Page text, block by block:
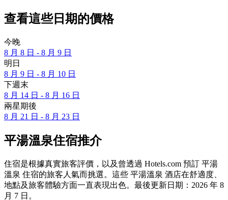
查看這些日期的價格
今晚
8 月 8 日 - 8 月 9 日
明日
8 月 9 日 - 8 月 10 日
下週末
8 月 14 日 - 8 月 16 日
兩星期後
8 月 21 日 - 8 月 23 日
平湯溫泉住宿推介
住宿是根據真實旅客評價，以及曾透過 Hotels.com 預訂 平湯
溫泉 住宿的旅客人氣而挑選。這些 平湯溫泉 酒店在舒適度、
地點及旅客體驗方面一直表現出色。最後更新日期： 2026 年 8
月 7 日 。